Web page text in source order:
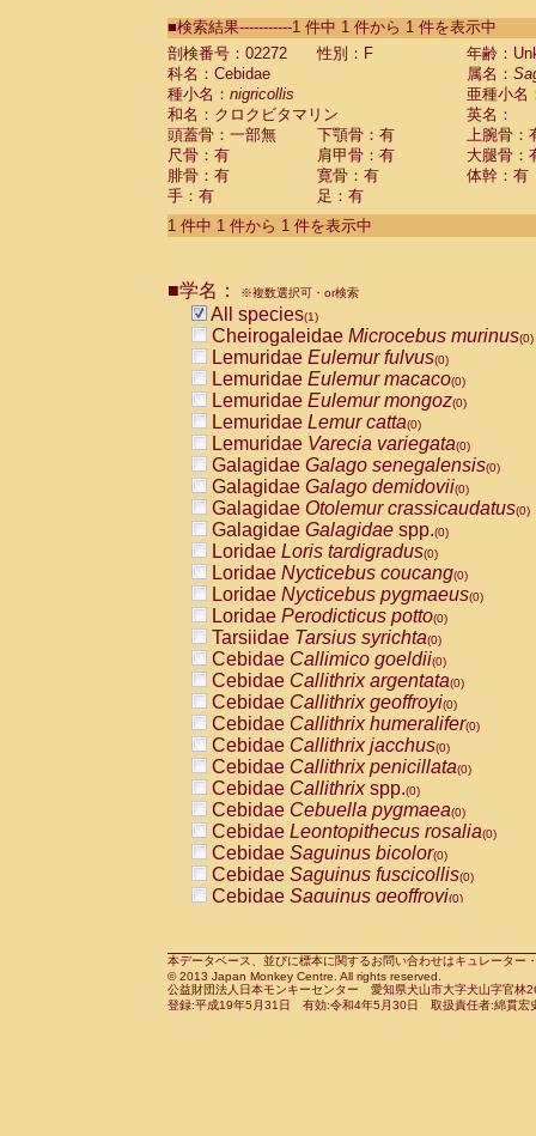
CebidaeSaguinus labiatus(0)
Cebidae Saguinus leucopus (0)
Cebidae
CebidaeSaguinus mystax
CebidaeSaguinus nigricollis (1)
Cebidae Saguinus oedipus
Cebidae Saguinus weddelli
Cebidae Saguinusspp.
Cebidae Aotus trivirgatus
Cebidae Cebus albifrons
CebidaeCebus nigrivittatus
CebidaeCebus
CebidaeSaimiri boliviensis(0)
CebidaeSaimiri sciureus(0)
AtelidaeAlouatta caraya(0)
AtelidaeAlouatta fusca(0)
AtelidaeAlouatta seniculus
AtelidaeAlouattaspp.(0)
AtelidaeAteles belzebuth(0)
AtelidaeAteles geoffroyi(0)
AtelidaeAteles paniscus(0)
AtelidaeAtelesspp.(0)
Atelidae Lagothrix lagothricha
AtelidaeLagothrix lagothricha cana
PitheciidaeCacajao calvus
PitheciidaeCallicebus cupreus
PitheciidaeCallicebus donacophilus
PitheciidaeCallicebus moloch
PitheciidaeCallicebus torquatus
PitheciidaeCallicebusspp.(0)
PitheciidaeChiropotes satanas(0)
PitheciidaePithecia monachus
PitheciidaePithecia pithecia(0)
CercopithecidaeCercocebus agilis
CercopithecidaeCercocebus
CercopithecidaeCercocebus
CercopithecidaeCercocebus
CercopithecidaeCercocebus
CercopithecidaeCercocebushybrid
CercopithecidaePapio anubis(0)
CercopithecidaePapio cynocephalus
CercopithecidaePapio hamadryas(0)
■検索結果-----------1 件中 1 件から 1 件を表示中
剖検番号：02272
性別：F
年齢：
科名：Cebidae
属名：
種小名： nigricollis
亜種小名
和名：クロクビタマリン
英名：
頭蓋骨：一部無
下顎骨：有
上腕骨：
尺骨：有
肩甲骨：有
大腿骨：
腓骨：有
寛骨：有
体幹：有
手：有
足：有
1 件中 1 件から 1 件を表示中
■学名： ※複数選択可・or検索
All species(1)
Cheirogaleidae Microcebus murinus(0)
Lemuridae Eulemur fulvus(0)
Lemuridae Eulemur macaco(0)
Lemuridae Eulemur mongoz(0)
Lemuridae Lemur catta(0)
Lemuridae Varecia variegata(0)
Galagidae Galago senegalensis(0)
Galagidae Galago demidovii(0)
Galagidae Otolemur crassicaudatus(0)
Galagidae Galagidae spp.(0)
Loridae Loris tardigradus(0)
Loridae Nycticebus coucang(0)
Loridae Nycticebus pygmaeus(0)
Loridae Perodicticus potto(0)
Tarsiidae Tarsius syrichta(0)
Cebidae Callimico goeldii(0)
Cebidae Callithrix argentata(0)
Cebidae Callithrix geoffroyi(0)
Cebidae Callithrix humeralifer(0)
Cebidae Callithrix jacchus(0)
Cebidae Callithrix penicillata(0)
Cebidae Callithrixspp.(0)
Cebidae Cebuella pygmaea(0)
Cebidae Leontopithecus rosalia(0)
Cebidae Saguinus bicolor(0)
Cebidae Saguinus fuscicollis(0)
Cebidae Saguinus geoffroyi(0)
CebidaeSaguinus leucopus(0)
CebidaeSaguinus midas(0)
Cebidae Saguinus mystax(0)
本データベース、並びに標本に関するお問い合わせはキュレータ
© 2013 Japan Monkey Centre. All rights reserved.
公益財団法人日本モンキーセンター 愛知県犬山市大字犬山字官
登録:平成19年5月31日 有効:令和4年5月30日 取扱責任者:綿貫宏